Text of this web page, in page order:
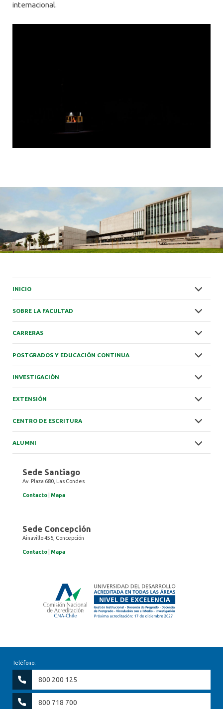
internacional.
INICIO
SOBRE LA FACULTAD
CARRERAS
POSTGRADOS Y EDUCACIÓN CONTINUA
INVESTIGACIÓN
EXTENSIÓN
CENTRO DE ESCRITURA
ALUMNI
Sede Santiago
Av. Plaza 680, Las Condes
Contacto Mapa
Sede Concepción
Ainavillo 456, Concepción
Contacto Mapa
Teléfono:
800 200 125
800 718 700